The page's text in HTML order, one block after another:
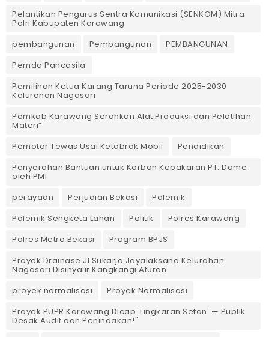
Pelantikan Pengurus Sentra Komunikasi (SENKOM) Mitra
Polri Kabupaten Karawang
pembangunan
Pembangunan
PEMBANGUNAN
Pemda Pancasila
Pemilihan Ketua Karang Taruna Periode 2025-2030
Kelurahan Nagasari
Pemkab Karawang Serahkan Alat Produksi dan Pelatihan
Materi”
Pemotor Tewas Usai Ketabrak Mobil‎
Pendidikan
Penyerahan Bantuan untuk Korban Kebakaran PT. Dame
oleh PMI
perayaan
Perjudian Bekasi
Polemik
Polemik Sengketa Lahan
Politik
Polres Karawang
Polres Metro Bekasi
Program BPJS
Proyek Drainase Jl.Sukarja Jayalaksana Kelurahan
Nagasari Disinyalir Kangkangi Aturan
proyek normalisasi
Proyek Normalisasi
Proyek PUPR Karawang Dicap 'Lingkaran Setan' — Publik
Desak Audit dan Penindakan!"